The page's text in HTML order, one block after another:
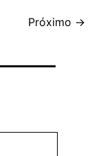
Próximo →